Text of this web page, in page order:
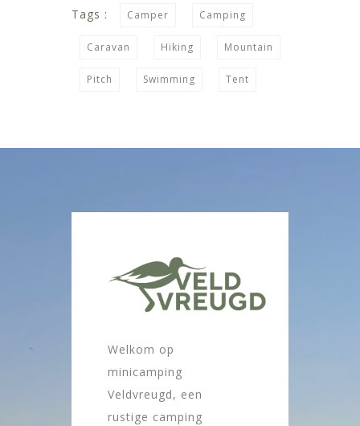
Tags : Camper Camping
Caravan Hiking Mountain
Pitch Swimming Tent
Welkom op
minicamping
Veldvreugd, een
rustige camping